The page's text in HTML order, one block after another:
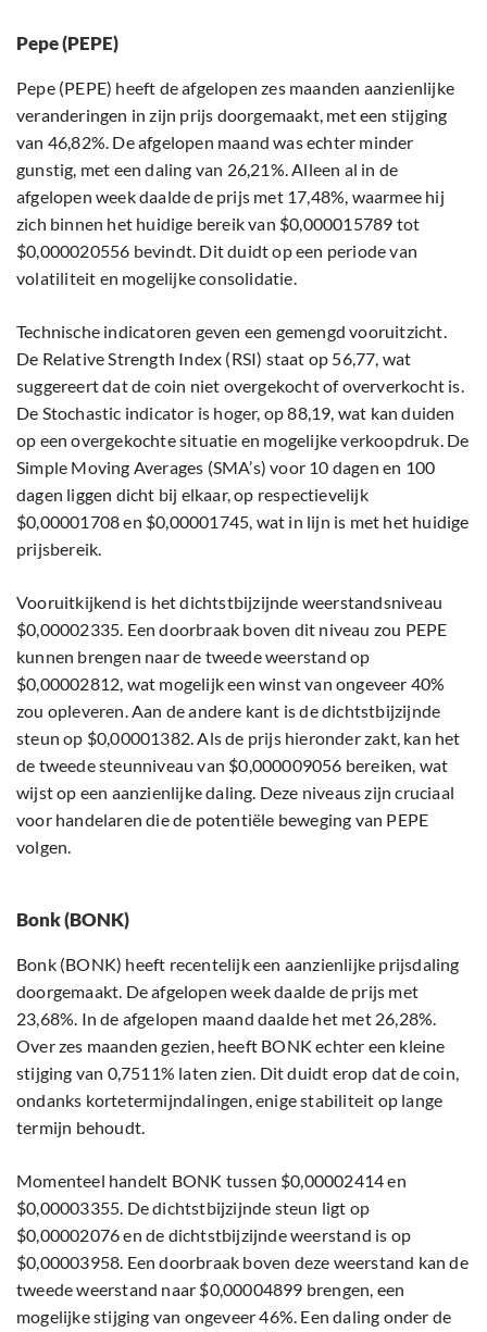
Pepe (PEPE)
Pepe (PEPE) heeft de afgelopen zes maanden aanzienlijke
veranderingen in zijn prijs doorgemaakt, met een stijging
van 46,82%. De afgelopen maand was echter minder
gunstig, met een daling van 26,21%. Alleen al in de
afgelopen week daalde de prijs met 17,48%, waarmee hij
zich binnen het huidige bereik van $0,000015789 tot
$0,000020556 bevindt. Dit duidt op een periode van
volatiliteit en mogelijke consolidatie.
Technische indicatoren geven een gemengd vooruitzicht.
De Relative Strength Index (RSI) staat op 56,77, wat
suggereert dat de coin niet overgekocht of oververkocht is.
De Stochastic indicator is hoger, op 88,19, wat kan duiden
op een overgekochte situatie en mogelijke verkoopdruk. De
Simple Moving Averages (SMA’s) voor 10 dagen en 100
dagen liggen dicht bij elkaar, op respectievelijk
$0,00001708 en $0,00001745, wat in lijn is met het huidige
prijsbereik.
Vooruitkijkend is het dichtstbijzijnde weerstandsniveau
$0,00002335. Een doorbraak boven dit niveau zou PEPE
kunnen brengen naar de tweede weerstand op
$0,00002812, wat mogelijk een winst van ongeveer 40%
zou opleveren. Aan de andere kant is de dichtstbijzijnde
steun op $0,00001382. Als de prijs hieronder zakt, kan het
de tweede steunniveau van $0,000009056 bereiken, wat
wijst op een aanzienlijke daling. Deze niveaus zijn cruciaal
voor handelaren die de potentiële beweging van PEPE
volgen.
Bonk (BONK)
Bonk (BONK) heeft recentelijk een aanzienlijke prijsdaling
doorgemaakt. De afgelopen week daalde de prijs met
23,68%. In de afgelopen maand daalde het met 26,28%.
Over zes maanden gezien, heeft BONK echter een kleine
stijging van 0,7511% laten zien. Dit duidt erop dat de coin,
ondanks kortetermijndalingen, enige stabiliteit op lange
termijn behoudt.
Momenteel handelt BONK tussen $0,00002414 en
$0,00003355. De dichtstbijzijnde steun ligt op
$0,00002076 en de dichtstbijzijnde weerstand is op
$0,00003958. Een doorbraak boven deze weerstand kan de
tweede weerstand naar $0,00004899 brengen, een
mogelijke stijging van ongeveer 46%. Een daling onder de